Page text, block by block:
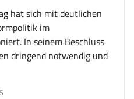
hat sich mit deutlichen
im
In seinem Beschluss
dringend notwendig und